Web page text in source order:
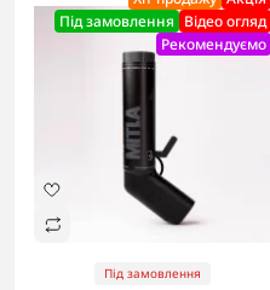
Під замовлення Відео огляд
Рекомендуємо
Під замовлення